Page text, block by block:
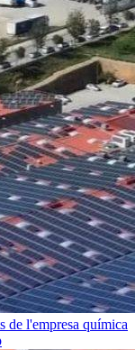
de l'empresa química